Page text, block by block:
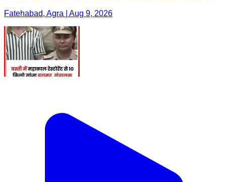
Fatehabad, Agra | Aug 9, 2026